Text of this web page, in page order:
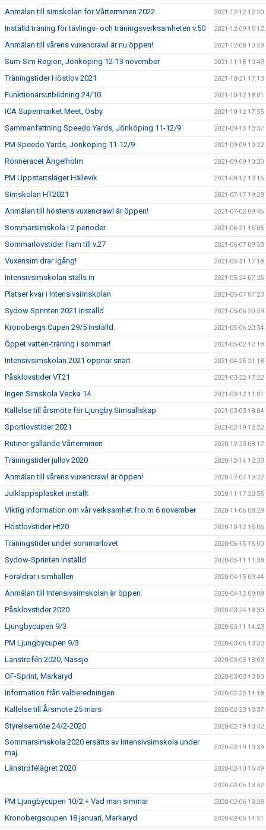
Anmälan till simskolan för Vårterminen 2022 2021-12-12 12:20
Inställd träning för tävlings- och träningsverksamheten v.50 2021-12-09 15:12
Anmälan till vårens vuxencrawl är nu öppen! 2021-12-08 10:59
Sum-Sim Region, Jönköping 12-13 november 2021-11-18 10:43
Träningstider Höstlov 2021 2021-10-21 17:13
Funktionärsutbildning 24/10 2021-10-12 18:01
ICA Supermarket Meet, Osby 2021-10-12 17:55
Sammanfattning Speedo Yards, Jönköping 11-12/9 2021-09-13 13:37
PM Speedo Yards, Jönköping 11-12/9 2021-09-09 10:22
Rönneracet Ängelholm 2021-09-09 10:20
PM Uppstartsläger Hällevik 2021-08-12 13:16
Simskolan HT2021 2021-07-17 19:28
Anmälan till höstens vuxencrawl är öppen! 2021-07-02 09:46
Sommarsimskola i 2 perioder 2021-06-21 15:05
Sommarlovstider fram till v.27 2021-06-07 09:53
Vuxensim drar igång! 2021-05-31 17:18
Intensivsimskolan ställs in 2021-05-24 07:26
Platser kvar i Intensivsimskolan 2021-05-07 07:23
Sydow Sprinten 2021 inställd 2021-05-06 20:59
Kronobergs Cupen 29/5 inställd. 2021-05-06 20:54
Öppet vatten-träning i sommar! 2021-05-02 12:18
Intensivsimskolan 2021 öppnar snart 2021-04-25 21:18
Påsklovstider VT21 2021-03-22 17:22
Ingen Simskola Vecka 14 2021-03-12 11:01
Kallelse till årsmöte för Ljungby Simsällskap 2021-03-03 18:04
Sportlovstider 2021 2021-02-19 12:22
Rutiner gällande Vårterminen 2020-12-23 08:17
Träningstider jullov 2020 2020-12-14 12:33
Anmälan till vårens vuxencrawl är öppen! 2020-12-07 19:22
Julklappsplasket inställt 2020-11-17 20:55
Viktig information om vår verksamhet fr.o.m 6 november 2020-11-06 08:29
Höstlovstider Ht20 2020-10-12 15:06
Träningstider under sommarlovet 2020-06-15 15:00
Sydow-Sprinten inställd 2020-05-11 11:38
Föräldrar i simhallen 2020-04-15 09:44
Anmälan till Intensivsimskolan är öppen. 2020-04-12 09:08
Påsklovstider 2020 2020-03-24 18:30
Ljungbycupen 9/3 2020-03-11 14:23
PM Ljungbycupen 9/3 2020-03-06 13:33
Länstrofén 2020, Nässjö 2020-03-03 13:03
OF-Sprint, Markaryd 2020-03-03 13:00
Information från valberedningen 2020-02-23 14:18
Kallelse till Årsmöte 25 mars 2020-02-23 13:37
Styrelsemöte 24/2-2020 2020-02-19 10:42
Sommarsimskola 2020 ersätts av Intensivsimskola under
maj.
2020-02-19 10:39
Länstrofélägret 2020 2020-02-10 15:49
2020-02-06 13:52
PM Ljungbycupen 10/2 + Vad man simmar 2020-02-06 13:28
Kronobergscupen 18 januari, Markaryd 2020-02-05 14:51